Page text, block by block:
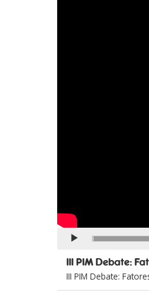
Continuar
III PIM Debate:
III PIM Debate: